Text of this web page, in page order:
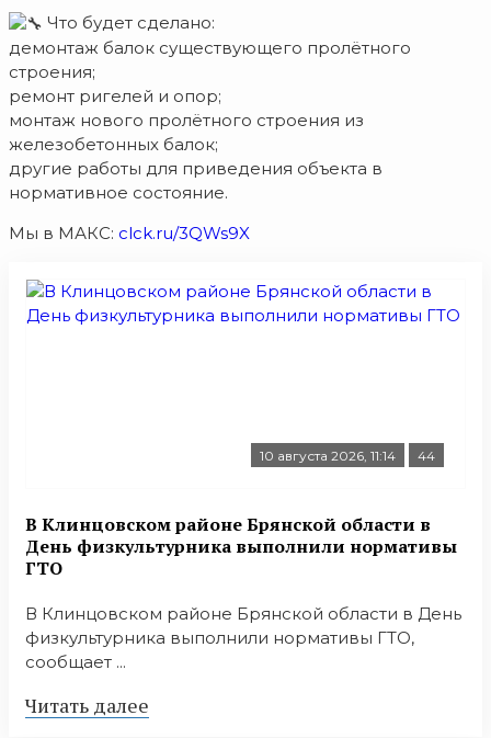
Что будет сделано:
демонтаж балок существующего пролётного
строения;
ремонт ригелей и опор;
монтаж нового пролётного строения из
железобетонных балок;
другие работы для приведения объекта в
нормативное состояние.
Мы в МАКС: clck.ru/3QWs9X
10 августа 2026, 11:14 44
В Клинцовском районе Брянской области в
День физкультурника выполнили нормативы
ГТО
В Клинцовском районе Брянской области в День
физкультурника выполнили нормативы ГТО,
сообщает ...
Читать далее